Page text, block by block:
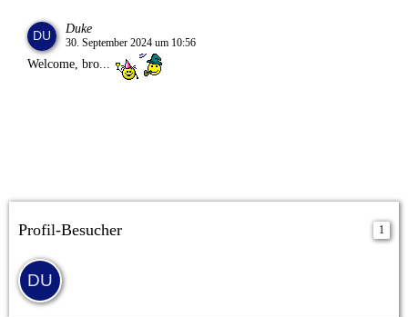
Duke
30. September 2024 um 10:56
Welcome, bro...
Profil-Besucher 1